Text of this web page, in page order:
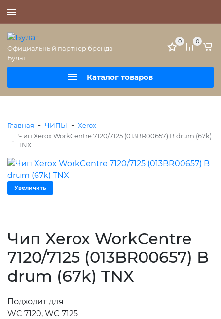
Официальный партнер бренда
Булат
Каталог товаров
0 0
Главная - ЧИПЫ - Xerox
- Чип Xerox WorkCentre 7120/7125 (013BR00657) B drum (67k)
TNX
Увеличить
Чип Xerox WorkCentre
7120/7125 (013BR00657) B
drum (67k) TNX
Подходит для
WC 7120, WC 7125